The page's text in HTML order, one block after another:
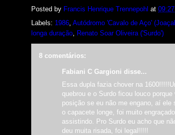
Posted by Francis Henrique Trennepohl at 09:27
Labels: 1986, Autódromo 'Cavalo de Aço'
longa duração, Renato Soar Oliveira ('Surdo')
8 comentários:
Fabiani C Gargioni disse...
Essa dupla fazia chover na
quebrou e o Surdo ficou louco
posição se eu não me engano, aí ele
o capacete longe, foi muito
assistindo. Pro Surdo eu acho que
deu muita risada, foi legal!!!!!